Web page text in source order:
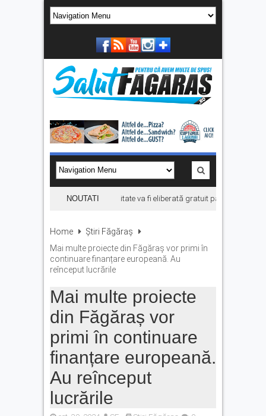
NOUTATI
Prima carte electronică de identitate va fi eliberată gratuit până la finalul
Home
Știri Făgăraș
Mai multe proiecte din Făgăraș vor primi în
continuare finanțare europeană. Au
reînceput lucrările
Mai multe proiecte
din Făgăraș vor
primi în continuare
finanțare europeană.
Au reînceput
lucrările